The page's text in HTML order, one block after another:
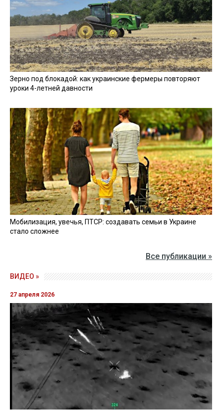
Зерно под блокадой: как украинские фермеры повторяют
уроки 4-летней давности
Мобилизация, увечья, ПТСР: создавать семьи в Украине
стало сложнее
Все публикации »
ВИДЕО »
27 апреля 2026